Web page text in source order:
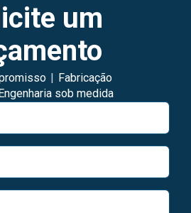
um
| Fabricação
sob medida